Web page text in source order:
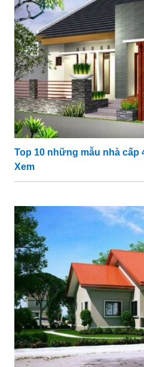
Top 10 những mẫu nhà cấp
Xem